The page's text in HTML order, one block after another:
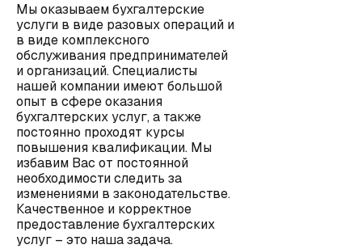
Мы оказываем бухгалтерские
услуги в виде разовых операций и
в виде комплексного
обслуживания предпринимателей
и организаций. Специалисты
нашей компании имеют большой
опыт в сфере оказания
бухгалтерских услуг, а также
постоянно проходят курсы
повышения квалификации. Мы
избавим Вас от постоянной
необходимости следить за
изменениями в законодательстве.
Качественное и корректное
предоставление бухгалтерских
услуг – это наша задача.